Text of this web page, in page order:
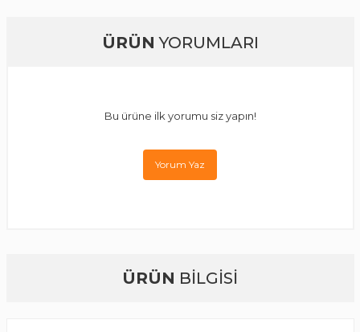
ÜRÜN YORUMLARI
Bu ürüne ilk yorumu siz yapın!
Yorum Yaz
ÜRÜN BİLGİSİ